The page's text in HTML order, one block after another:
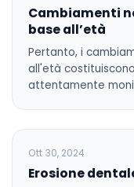
Cambiamenti
base all’età
Pertanto, i
all'età
attentamente
BLOG
Ott 30, 2024
Erosione dentale